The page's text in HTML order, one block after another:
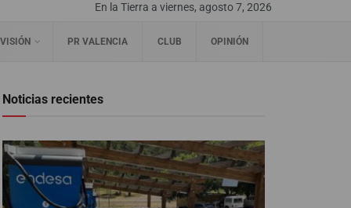
En la Tierra a viernes, agosto 7, 2026
PR VALENCIA CLUB OPINIÓN
Noticias recientes